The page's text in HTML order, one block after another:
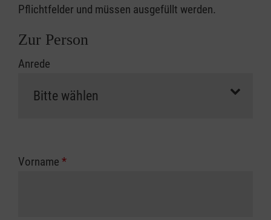
Pflichtfelder und müssen ausgefüllt werden.
Zur Person
Anrede
Vorname *